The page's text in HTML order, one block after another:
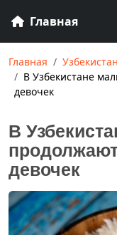
Главная
Главная
Узбекистан
В Узбекистане
девочек
В
девочек